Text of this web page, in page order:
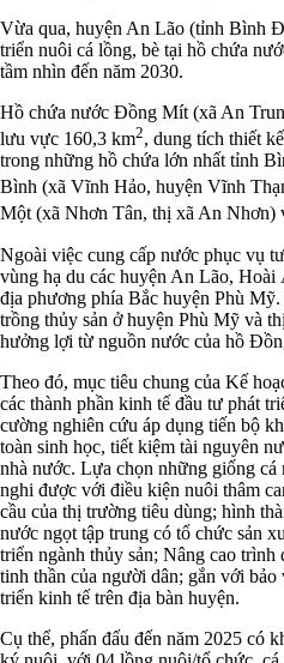
Vừa qua, huyện An Lão (tỉnh Bình
triển nuôi cá lồng, bè tại hồ chứa
tầm nhìn đến năm 2030.
Hồ chứa nước Đồng Mít (xã An
lưu vực 160,3 km2, dung tích thiết
trong những hồ chứa lớn nhất tỉnh
Bình (xã Vĩnh Hảo, huyện Vĩnh
Một (xã Nhơn Tân, thị xã An Nhơn)
Ngoài việc cung cấp nước phục vụ
vùng hạ du các huyện An Lão,
địa phương phía Bắc huyện Phù
trồng thủy sản ở huyện Phù Mỹ và
hưởng lợi từ nguồn nước của hồ
Theo đó, mục tiêu chung của Kế
các thành phần kinh tế đầu tư phát
cường nghiên cứu áp dụng tiến bộ
toàn sinh học, tiết kiệm tài nguyên
nhà nước. Lựa chọn những giống
nghi được với điều kiện nuôi thâm
cầu của thị trường tiêu dùng; hình
nước ngọt tập trung có tổ chức sản
triển ngành thủy sản; Nâng cao trình
tinh thần của người dân; gắn với
triển kinh tế trên địa bàn huyện.
Cụ thể, phấn đấu đến năm 2025 có